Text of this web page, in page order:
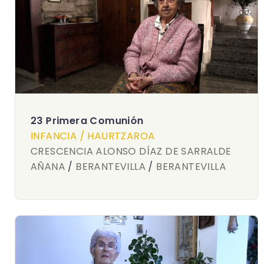
23 Primera Comunión
INFANCIA / HAURTZAROA
CRESCENCIA ALONSO DÍAZ DE SARRALDE
AÑANA / BERANTEVILLA / BERANTEVILLA